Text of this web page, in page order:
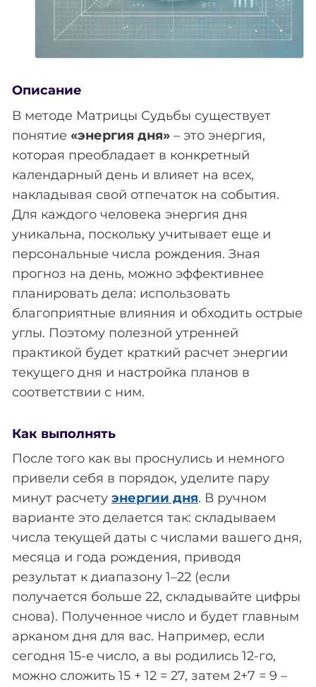
Описание
В методе Матрицы Судьбы существует
понятие «энергия дня» – это энергия,
которая преобладает в конкретный
календарный день и влияет на всех,
накладывая свой отпечаток на события.
Для каждого человека энергия дня
уникальна, поскольку учитывает еще и
персональные числа рождения. Зная
прогноз на день, можно эффективнее
планировать дела: использовать
благоприятные влияния и обходить острые
углы. Поэтому полезной утренней
практикой будет краткий расчет энергии
текущего дня и настройка планов в
соответствии с ним.
Как выполнять
После того как вы проснулись и немного
привели себя в порядок, уделите пару
минут расчету энергии дня. В ручном
варианте это делается так: складываем
числа текущей даты с числами вашего дня,
месяца и года рождения, приводя
результат к диапазону 1–22 (если
получается больше 22, складывайте цифры
снова). Полученное число и будет главным
арканом дня для вас. Например, если
сегодня 15-е число, а вы родились 12-го,
можно сложить 15 + 12 = 27, затем 2+7 = 9 –